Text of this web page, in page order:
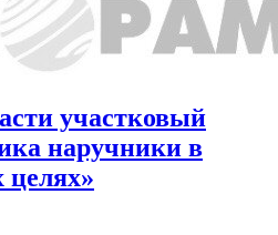
участковый
наручники в
целях»